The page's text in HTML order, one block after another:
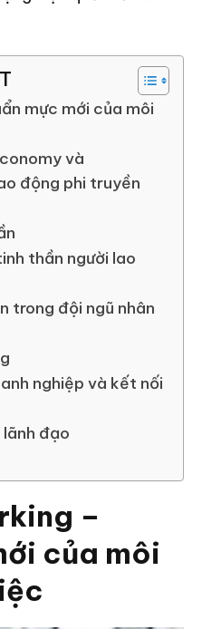
mực mới của môi
và
động phi truyền
thần người lao
trong đội ngũ nhân
nghiệp và kết nối
đạo
–
của môi